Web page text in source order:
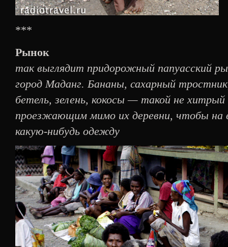
***
Рынок
так выглядит придорожный папуасский
город Маданг. Бананы, сахарный
бетель, зелень, кокосы — такой не
проезжающим мимо их деревни, чтобы на
какую-нибудь одежду